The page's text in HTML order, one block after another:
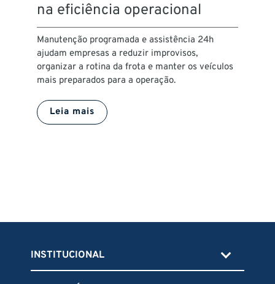
na eficiência operacional
Manutenção programada e assistência 24h
ajudam empresas a reduzir improvisos,
organizar a rotina da frota e manter os veículos
mais preparados para a operação.
Leia mais
INSTITUCIONAL